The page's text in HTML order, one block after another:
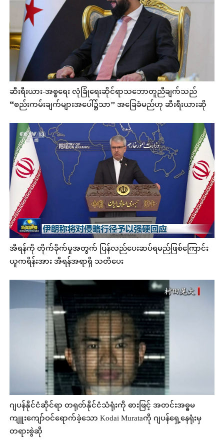
ဆီးရီးယား-အစ္စရေး လုံခြုံရေးဆိုင်ရာသဘောတူညီချက်သည်
“စည်းကမ်းချက်များအပေါ်၌သာ” အခြေခံမည်ဟု ဆီးရီးယားဆို
အီရန်ကို တိုက်ခိုက်မှုအတွက် ပြန်လည်ပေးဆပ်ရမည်ဖြစ်ကြောင်း
ယူကရိန်းအား အီရန်အရာရှိ သတိပေး
ဂျပန်နိုင်ငံဆိုင်ရာ တရုတ်နိုင်ငံသံရုံးကို ဓားဖြင့် အတင်းအဓ္ဓမ
ကျူးကျော်ဝင်ရောက်ခဲ့သော Kodai Murataကို ဂျပန်ရှေ့နေရုံးမှ
တရားစွဲဆို